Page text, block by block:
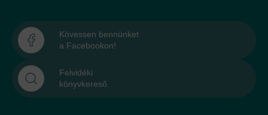
Kövessen bennünket
a Facebookon!
Felvidéki
könyvkereső